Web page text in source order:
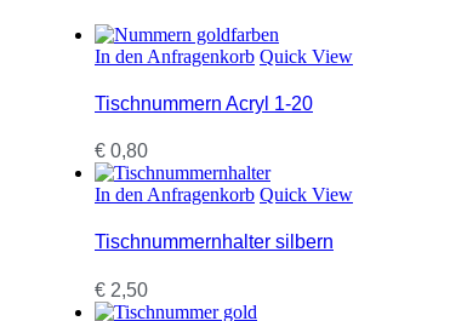
In den Anfragenkorb Quick View
Tischnummern Acryl 1-20
€ 0,80
In den Anfragenkorb Quick View
Tischnummernhalter silbern
€ 2,50